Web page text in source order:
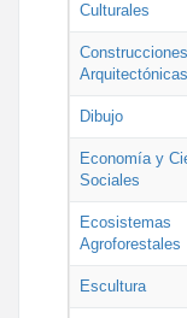
Culturales
Construcciones
Arquitectónicas
Dibujo
Economía y
Sociales
Ecosistemas
Agroforestales
Escultura